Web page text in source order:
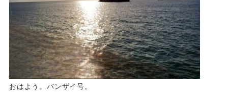
おはよう。バンザイ号。